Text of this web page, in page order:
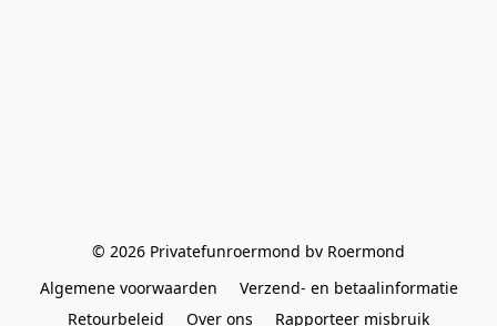
© 2026 Privatefunroermond bv Roermond
Algemene voorwaarden
Verzend- en betaalinformatie
Retourbeleid
Over ons Rapporteer misbruik